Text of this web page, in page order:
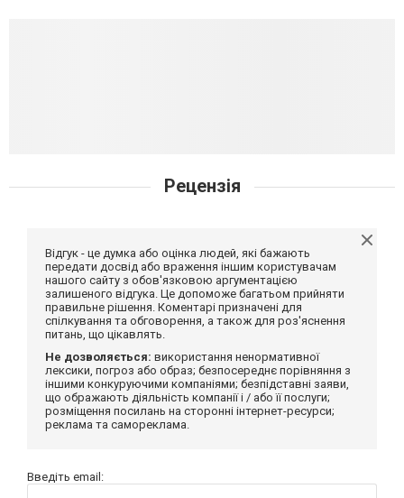
Рецензія
Відгук - це думка або оцінка людей, які бажають
передати досвід або враження іншим користувачам
нашого сайту з обов'язковою аргументацією
залишеного відгука. Це допоможе багатьом прийняти
правильне рішення. Коментарі призначені для
спілкування та обговорення, а також для роз'яснення
питань, що цікавлять.
Не дозволяється: використання ненормативної
лексики, погроз або образ; безпосереднє порівняння з
іншими конкуруючими компаніями; безпідставні заяви,
що ображають діяльність компанії і / або її послуги;
розміщення посилань на сторонні інтернет-ресурси;
реклама та самореклама.
Введіть email: